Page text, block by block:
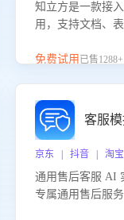
知立方是一款接
用，支持文档、
景提供强大的知
免费试用 已售1288+
客服
京东 | 抖音 | 淘宝
通用售后客服 AI
专属通用售后服